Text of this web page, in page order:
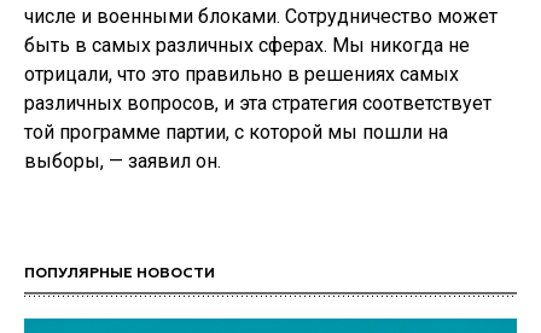
числе и военными блоками. Сотрудничество может
быть в самых различных сферах. Мы никогда не
отрицали, что это правильно в решениях самых
различных вопросов, и эта стратегия соответствует
той программе партии, с которой мы пошли на
выборы, — заявил он.
ПОПУЛЯРНЫЕ НОВОСТИ